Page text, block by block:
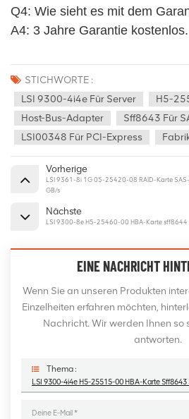
Q4: Wie sieht es mit dem
A4: 3 Jahre Garantie kostenlos.
STICHWORTE :
LSI 9300-4i4e Für Server
H5-
Host-Bus-Adapter
Sff8643 Für
LSI00348 Für PCI-Express
Vorherige
LSI 9361-8i 1G 05-25420-08 RAID-Karte
GB/s
Nächste
LSI 9300-8e H5-25460-00 HBA-Karte sff8644
EINE NACHRICHT
Wenn Sie an unseren Produkten
Einzelheiten erfahren möchten,
Nachricht. Wir werden Ihnen so
antworten.
Thema :